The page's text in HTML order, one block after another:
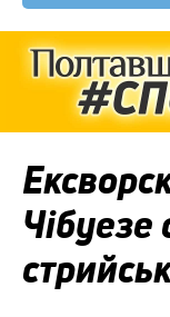
Чібуезе